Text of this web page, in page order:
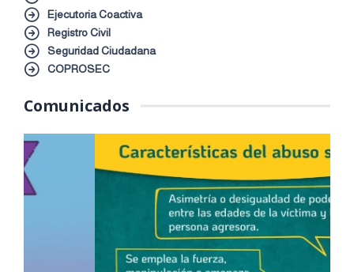
Ejecutoria Coactiva
Registro Civil
Seguridad Ciudadana
COPROSEC
Comunicados